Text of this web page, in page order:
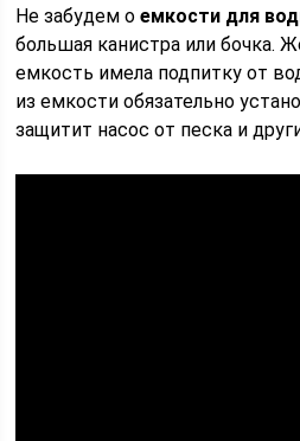
Не забудем оемкости для
большая канистра или бочка.
емкость имела подпитку от
из емкости обязательно
защитит насос от песка и